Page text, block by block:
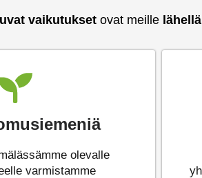
vaikutuksetovat meille lähellä
olevalle
varmistamme